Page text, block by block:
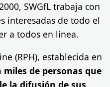
SWGfL trabaja con
interesadas de todo el
a todos en línea.
(RPH), establecida en
miles de personas que
la difusión de sus